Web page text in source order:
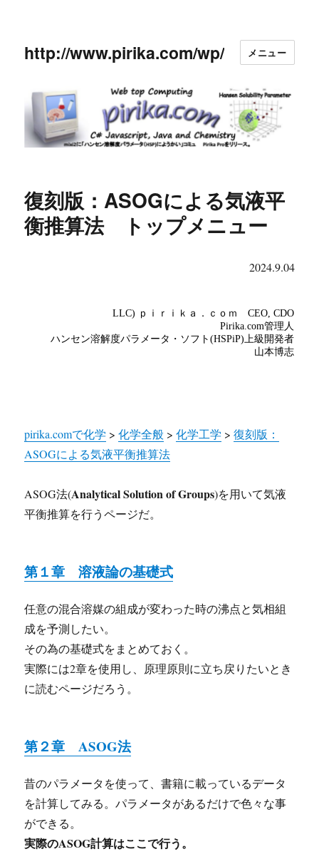
http://www.pirika.com/wp/ メニュー
復刻版：ASOGによる気液平
衡推算法 トップメニュー
2024.9.04
pirika.comで化学 >化学全般 >化学工学 >復刻版：
ASOGによる気液平衡推算法
ASOG法(Analytical Solution of Groups)を用いて気液
平衡推算を行うページだ。
第１章 溶液論の基礎式
任意の混合溶媒の組成が変わった時の沸点と気相組
成を予測したい。
その為の基礎式をまとめておく。
実際には2章を使用し、原理原則に立ち戻りたいとき
に読むページだろう。
第２章 ASOG法
昔のパラメータを使って、書籍に載っているデータ
を計算してみる。パラメータがあるだけで色々な事
ができる。
実際のASOG計算はここで行う。